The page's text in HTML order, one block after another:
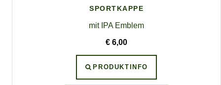
SPORTKAPPE
mit IPA Emblem
€ 6,00
PRODUKTINFO